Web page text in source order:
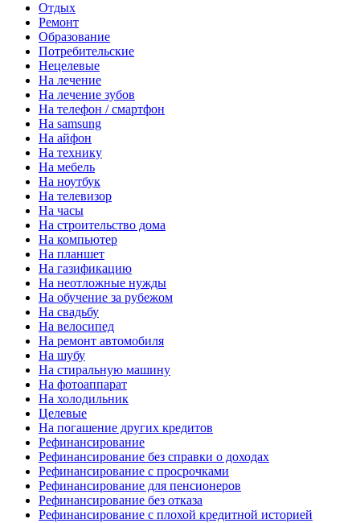
Отдых
Ремонт
Образование
Потребительские
Нецелевые
На лечение
На лечение зубов
На телефон / смартфон
На samsung
На айфон
На технику
На мебель
На ноутбук
На телевизор
На часы
На строительство дома
На компьютер
На планшет
На газификацию
На неотложные нужды
На обучение за рубежом
На свадьбу
На велосипед
На ремонт автомобиля
На шубу
На стиральную машину
На фотоаппарат
На холодильник
Целевые
На погашение других кредитов
Рефинансирование
Рефинансирование без справки о доходах
Рефинансирование с просрочками
Рефинансирование для пенсионеров
Рефинансирование без отказа
Рефинансирование с плохой кредитной историей